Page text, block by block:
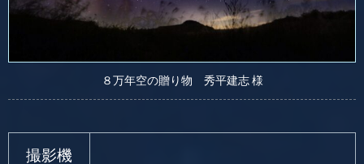
８万年空の贈り物 秀平建志 様
撮影機